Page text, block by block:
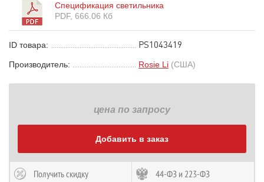
Спецификация светильника
PDF, 666.06 Кб
ID товара: PS1043419
Производитель: Rosie Li (США)
цена по запросу
Добавить в заказ
Получить скидку 44-ФЗ и 223-ФЗ